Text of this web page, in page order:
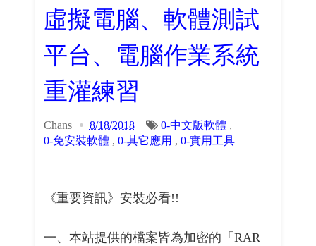
虛擬電腦、軟體測試
平台、電腦作業系統
重灌練習
Chans 8/18/2018 0-中文版軟體 ,
0-免安裝軟體 , 0-其它應用 , 0-實用工具
《重要資訊》安裝必看!!
一、本站提供的檔案皆為加密的「RAR